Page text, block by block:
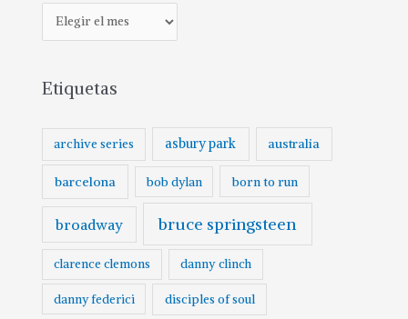
Etiquetas
archive series asbury park australia
barcelona bob dylan born to run
broadway bruce springsteen
clarence clemons danny clinch
danny federici disciples of soul